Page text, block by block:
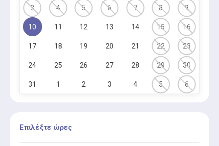
3 4 5 6 7 8 9
10 11 12 13 14 15 16
17 18 19 20 21 22 23
24 25 26 27 28 29 30
31 1 2 3 4 5 6
Επιλέξτε ώρες